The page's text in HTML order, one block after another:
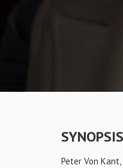
SYNOPSIS
Peter Von